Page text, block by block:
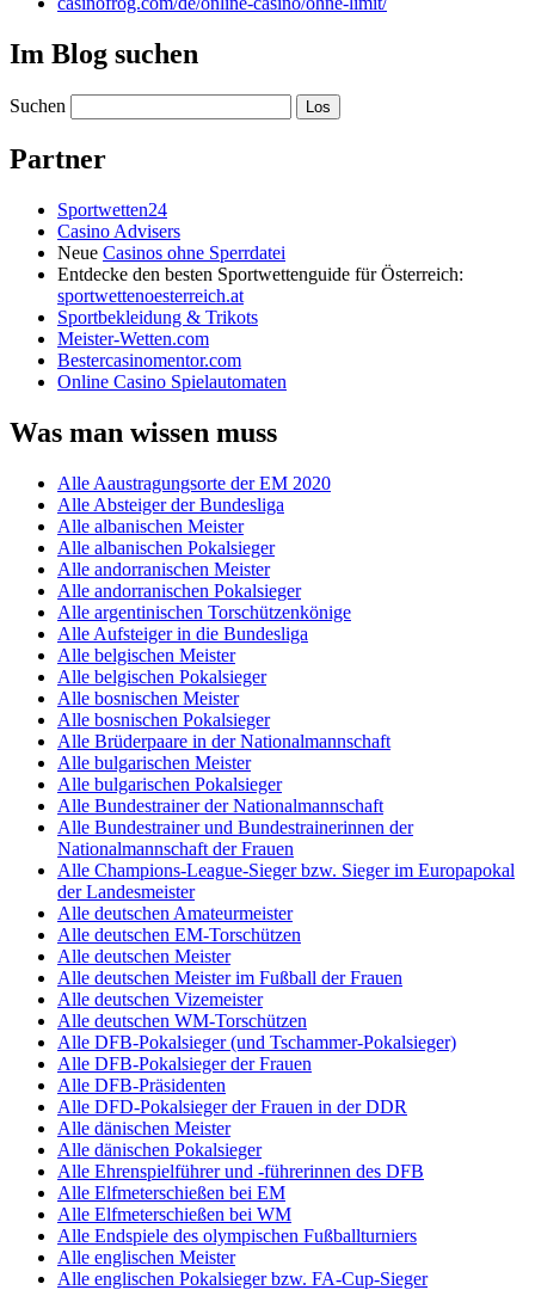
Im Blog suchen
Suchen
Partner
Sportwetten24
Casino Advisers
Neue Casinos ohne Sperrdatei
Entdecke den besten Sportwettenguide für Österreich:
sportwettenoesterreich.at
Sportbekleidung & Trikots
Meister-Wetten.com
Bestercasinomentor.com
Online Casino Spielautomaten
Was man wissen muss
Alle Aaustragungsorte der EM 2020
Alle Absteiger der Bundesliga
Alle albanischen Meister
Alle albanischen Pokalsieger
Alle andorranischen Meister
Alle andorranischen Pokalsieger
Alle argentinischen Torschützenkönige
Alle Aufsteiger in die Bundesliga
Alle belgischen Meister
Alle belgischen Pokalsieger
Alle bosnischen Meister
Alle bosnischen Pokalsieger
Alle Brüderpaare in der Nationalmannschaft
Alle bulgarischen Meister
Alle bulgarischen Pokalsieger
Alle Bundestrainer der Nationalmannschaft
Alle Bundestrainer und Bundestrainerinnen der
Nationalmannschaft der Frauen
Alle Champions-League-Sieger bzw. Sieger im Europapokal
der Landesmeister
Alle deutschen Amateurmeister
Alle deutschen EM-Torschützen
Alle deutschen Meister
Alle deutschen Meister im Fußball der Frauen
Alle deutschen Vizemeister
Alle deutschen WM-Torschützen
Alle DFB-Pokalsieger (und Tschammer-Pokalsieger)
Alle DFB-Pokalsieger der Frauen
Alle DFB-Präsidenten
Alle DFD-Pokalsieger der Frauen in der DDR
Alle dänischen Meister
Alle dänischen Pokalsieger
Alle Ehrenspielführer und -führerinnen des DFB
Alle Elfmeterschießen bei EM
Alle Elfmeterschießen bei WM
Alle Endspiele des olympischen Fußballturniers
Alle englischen Meister
Alle englischen Pokalsieger bzw. FA-Cup-Sieger